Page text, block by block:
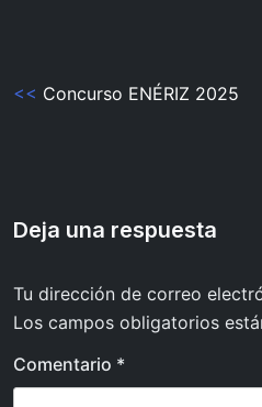
Navegación
<< Concurso ENÉRIZ 2025
Deja una respuesta
Tu dirección de correo
Los campos obligatorios
Comentario *